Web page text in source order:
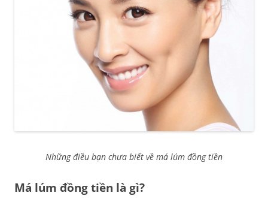
Những điều bạn chưa biết về má lúm đồng tiền
Má lúm đồng tiền là gì?